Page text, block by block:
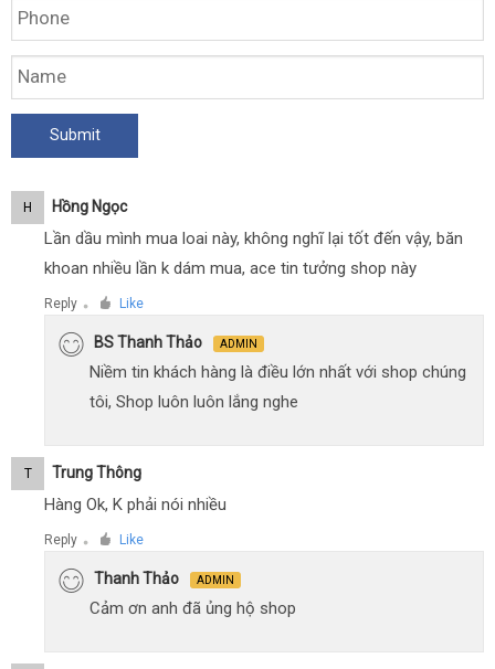
H Hồng Ngọc
Lần dầu mình mua loai này, không nghĩ lại tốt đến vậy, băn
khoan nhiều lần k dám mua, ace tin tưởng shop này
Reply ● Like
BS Thanh Thảo ADMIN
Niềm tin khách hàng là điều lớn nhất với shop chúng
tôi, Shop luôn luôn lắng nghe
T Trung Thông
Hàng Ok, K phải nói nhiều
Reply ● Like
Thanh Thảo ADMIN
Cảm ơn anh đã ủng hộ shop